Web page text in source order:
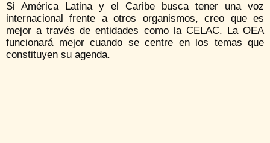
Si América Latina y el Caribe busca tener una voz
internacional frente a otros organismos, creo que es
mejor a través de entidades como la CELAC. La OEA
funcionará mejor cuando se centre en los temas que
constituyen su agenda.